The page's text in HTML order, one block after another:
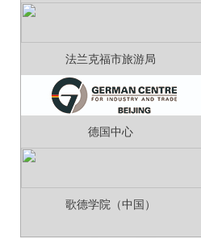
法兰克福市旅游局
德国中心
歌德学院（中国）